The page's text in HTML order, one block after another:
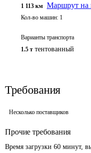
1 113 км Маршрут на
Кол-во машин: 1
Варианты транспорта
1.5 т тентованный
Требования
Несколько поставщиков
Прочие требования
Время загрузки 60 минут,